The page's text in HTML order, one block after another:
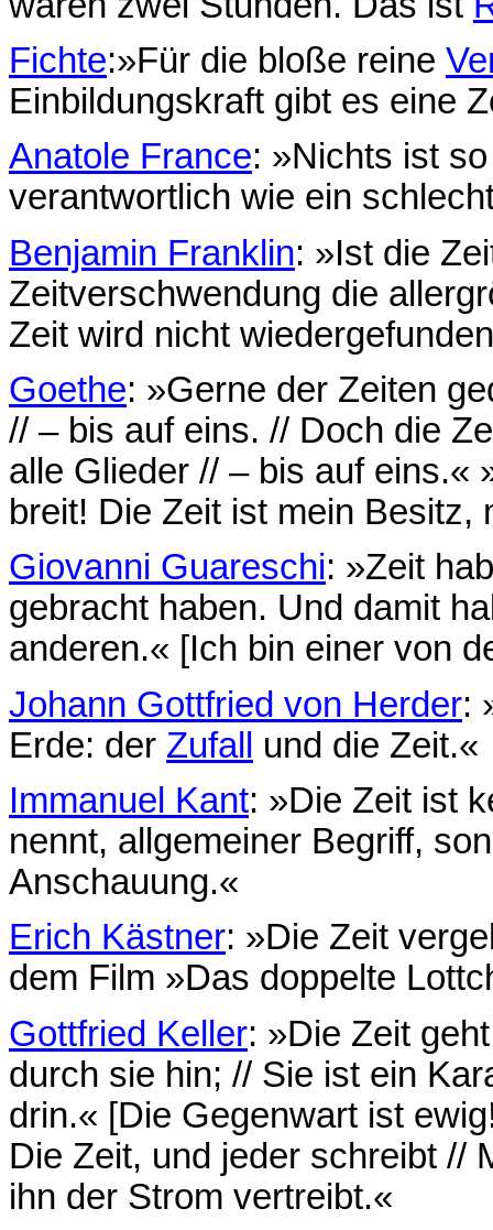
Fichte:»Für die bloße reine
Einbildungskraft gibt es eine
Anatole France: »Nichts ist
verantwortlich wie ein
Benjamin Franklin: »Ist die
Zeitverschwendung die
Zeit wird nicht
Goethe: »Gerne der Zeiten
// – bis auf eins. // Doch die
alle Glieder // – bis auf eins.«
breit! Die Zeit ist mein Besitz,
Giovanni Guareschi: »Zeit
gebracht haben. Und damit
anderen.« [Ich bin einer von
Johann Gottfried von Herder:
Erde: der Zufall und die Zeit.«
Immanuel Kant: »Die Zeit ist
nennt, allgemeiner Begriff,
Anschauung.«
Erich Kästner: »Die Zeit
dem Film »Das doppelte
Gottfried Keller: »Die Zeit
durch sie hin; // Sie ist ein
drin.« [Die Gegenwart ist
Die Zeit, und jeder schreibt //
ihn der Strom vertreibt.«